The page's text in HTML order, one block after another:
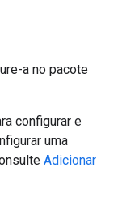
a no pacote
configurar e
uma
Adicionar